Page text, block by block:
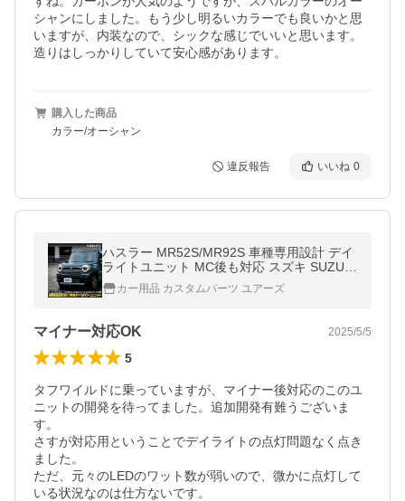
シャンにしました。もう少し明るいカラーでも良いかと思
いますが、内装なので、シックな感じでいいと思います。
造りはしっかりしていて安心感があります。
購入した商品
カラー/オーシャン
違反報告 いいね 0
ハスラー MR52S/MR92S 車種専用設計 デイ
ライトユニット MC後も対応 スズキ SUZUKI
HUSTLER アクセサリー ドレスアップ パー
ツ[5]-1
カー用品 カスタムパーツ ユアーズ
マイナー対応OK 2025/5/5
5
タフワイルドに乗っていますが、マイナー後対応のこのユ
ニットの開発を待ってました。追加開発有難うございま
す。
さすが対応用ということでデイライトの点灯問題なく点き
ました。
ただ、元々のLEDのワット数が弱いので、微かに点灯して
いる状況なのは仕方ないです。